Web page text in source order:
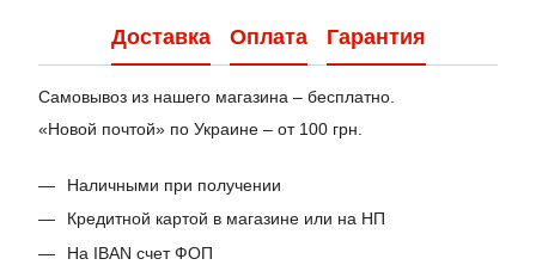
Доставка Оплата Гарантия
Самовывоз из нашего магазина – бесплатно.
«Новой почтой» по Украине – от 100 грн.
Наличными при получении
Кредитной картой в магазине или на НП
На IBAN счет ФОП